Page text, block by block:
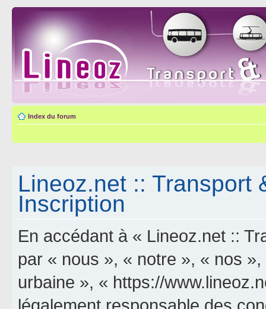
Index du forum
Lineoz.net :: Transport
Inscription
En accédant à « Lineoz.net ::
par « nous », « notre », « nos
urbaine », « https://
légalement responsable des